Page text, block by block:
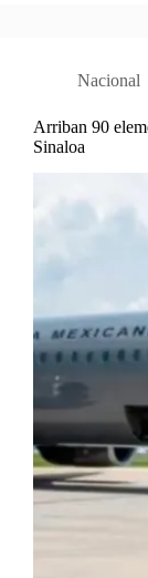
Nacional
Arriban 90
Sinaloa